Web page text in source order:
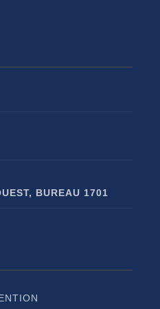
BUREAU 1701